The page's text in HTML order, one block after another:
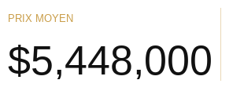
PRIX MOYEN
$5,448,000